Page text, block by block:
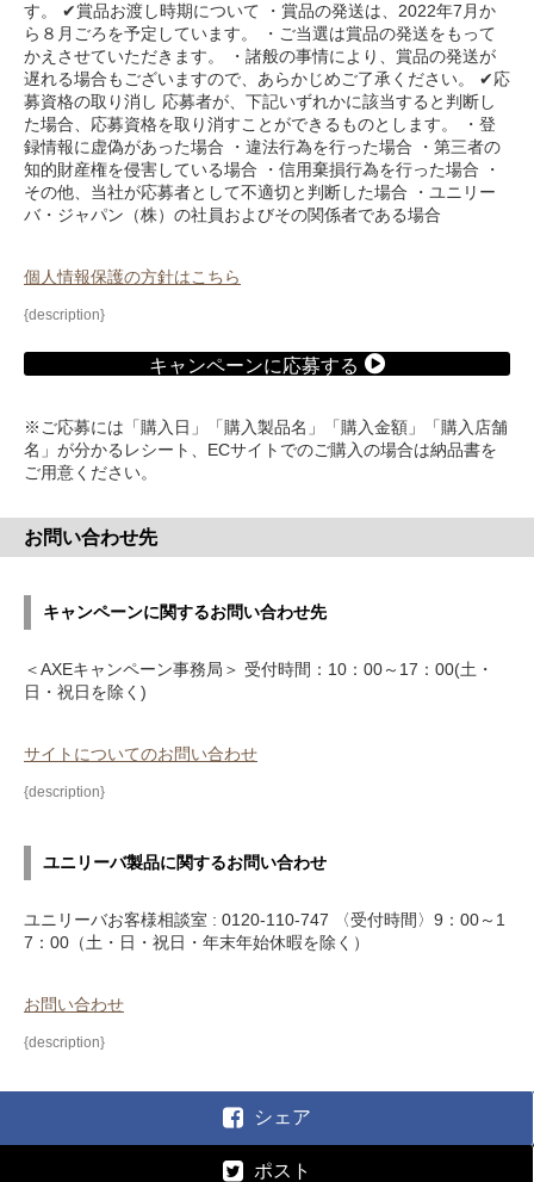
す。 ✔︎賞品お渡し時期について ・賞品の発送は、2022年7月か
ら８月ごろを予定しています。 ・ご当選は賞品の発送をもって
かえさせていただきます。 ・諸般の事情により、賞品の発送が
遅れる場合もございますので、あらかじめご了承ください。 ✔︎応
募資格の取り消し 応募者が、下記いずれかに該当すると判断し
た場合、応募資格を取り消すことができるものとします。 ・登
録情報に虚偽があった場合 ・違法行為を行った場合 ・第三者の
知的財産権を侵害している場合 ・信用棄損行為を行った場合 ・
その他、当社が応募者として不適切と判断した場合 ・ユニリー
バ・ジャパン（株）の社員およびその関係者である場合
個人情報保護の方針はこちら
{description}
キャンペーンに応募する
※ご応募には「購入日」「購入製品名」「購入金額」「購入店舗
名」が分かるレシート、ECサイトでのご購入の場合は納品書を
ご用意ください。
お問い合わせ先
キャンペーンに関するお問い合わせ先
＜AXEキャンペーン事務局＞ 受付時間：10：00～17：00(土・
日・祝日を除く)
サイトについてのお問い合わせ
{description}
ユニリーバ製品に関するお問い合わせ
ユニリーバお客様相談室 : 0120-110-747 〈受付時間〉9：00～1
7：00（土・日・祝日・年末年始休暇を除く）
お問い合わせ
{description}
シェア
ポスト